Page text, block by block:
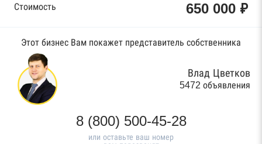
Стоимость 650 000 ₽
Этот бизнес Вам покажет представитель собственника
Влад Цветков
5472 объявления
8 (800) 500-45-28
или оставьте ваш номер